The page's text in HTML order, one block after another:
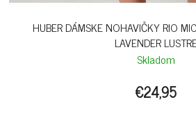
HUBER DÁMSKE NOHAVIČKY RIO
LAVENDER
Skladom
€24,95